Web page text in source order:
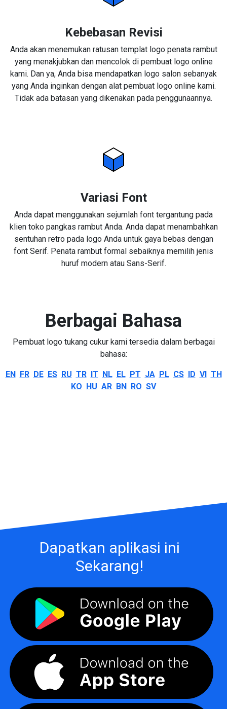
Kebebasan Revisi
Anda akan menemukan ratusan templat logo penata rambut
yang menakjubkan dan mencolok di pembuat logo online
kami. Dan ya, Anda bisa mendapatkan logo salon sebanyak
yang Anda inginkan dengan alat pembuat logo online kami.
Tidak ada batasan yang dikenakan pada penggunaannya.
Variasi Font
Anda dapat menggunakan sejumlah font tergantung pada
klien toko pangkas rambut Anda. Anda dapat menambahkan
sentuhan retro pada logo Anda untuk gaya bebas dengan
font Serif. Penata rambut formal sebaiknya memilih jenis
huruf modern atau Sans-Serif.
Berbagai Bahasa
Pembuat logo tukang cukur kami tersedia dalam berbagai
bahasa:
EN FR DE ES RU TR IT NL EL PT JA PL CS ID VI TH
KO HU AR BN RO SV
Dapatkan aplikasi ini
Sekarang!